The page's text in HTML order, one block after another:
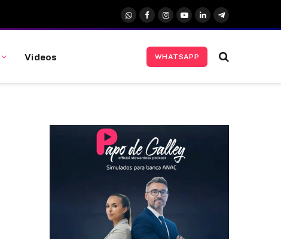
WhatsApp
FacebookInstagram
YouTubeLinkedInTelegrama
Videos WHATSAPP